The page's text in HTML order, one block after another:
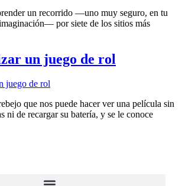
un recorrido —uno muy seguro, en tu
por siete de los sitios más
un juego de rol
que nos puede hacer ver una película sin
ni de recargar su batería, y se le conoce